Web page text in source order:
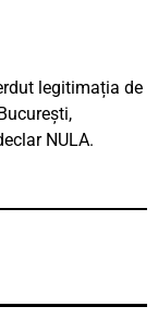
legitimația de
NULA.